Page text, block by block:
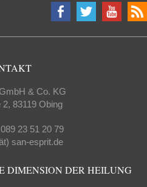
& Co. KG
83119 Obing
23 51 20 79
san-esprit.de
DIMENSION DER HEILUNG